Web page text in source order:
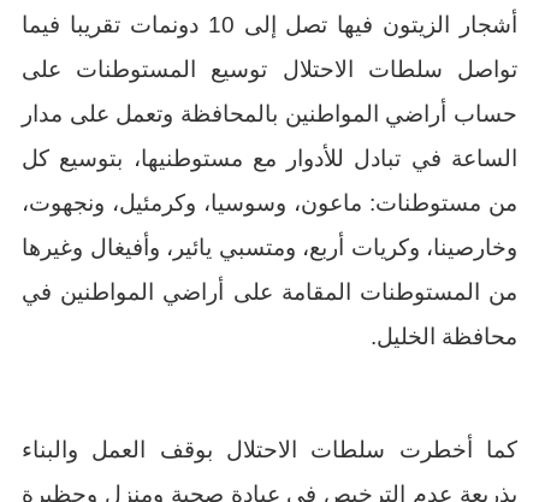
أشجار الزيتون فيها تصل إلى 10 دونمات تقريبا فيما
تواصل سلطات الاحتلال توسيع المستوطنات على
حساب أراضي المواطنين بالمحافظة وتعمل على مدار
الساعة في تبادل للأدوار مع مستوطنيها، بتوسيع كل
من مستوطنات: ماعون، وسوسيا، وكرمئيل، ونجهوت،
وخارصينا، وكريات أربع، ومتسبي يائير، وأفيغال وغيرها
من المستوطنات المقامة على أراضي المواطنين في
محافظة الخليل.
كما أخطرت سلطات الاحتلال بوقف العمل والبناء
بذريعة عدم الترخيص في عيادة صحية ومنزل وحظيرة